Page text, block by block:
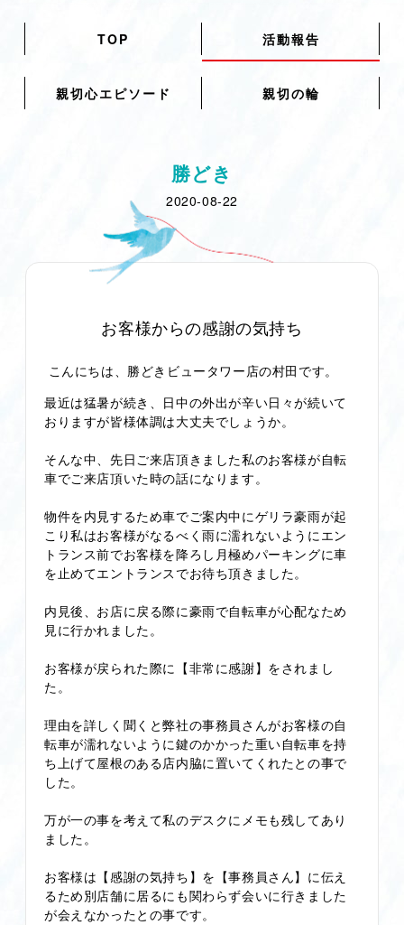
TOP 活動報告
親切心エピソード 親切の輪
勝どき
2020-08-22
お客様からの感謝の気持ち
こんにちは、勝どきビュータワー店の村田です。
最近は猛暑が続き、日中の外出が辛い日々が続いて
おりますが皆様体調は大丈夫でしょうか。
そんな中、先日ご来店頂きました私のお客様が自転
車でご来店頂いた時の話になります。
物件を内見するため車でご案内中にゲリラ豪雨が起
こり私はお客様がなるべく雨に濡れないようにエン
トランス前でお客様を降ろし月極めパーキングに車
を止めてエントランスでお待ち頂きました。
内見後、お店に戻る際に豪雨で自転車が心配なため
見に行かれました。
お客様が戻られた際に【非常に感謝】をされまし
た。
理由を詳しく聞くと弊社の事務員さんがお客様の自
転車が濡れないように鍵のかかった重い自転車を持
ち上げて屋根のある店内脇に置いてくれたとの事で
した。
万が一の事を考えて私のデスクにメモも残してあり
ました。
お客様は【感謝の気持ち】を【事務員さん】に伝え
るため別店舗に居るにも関わらず会いに行きました
が会えなかったとの事です。